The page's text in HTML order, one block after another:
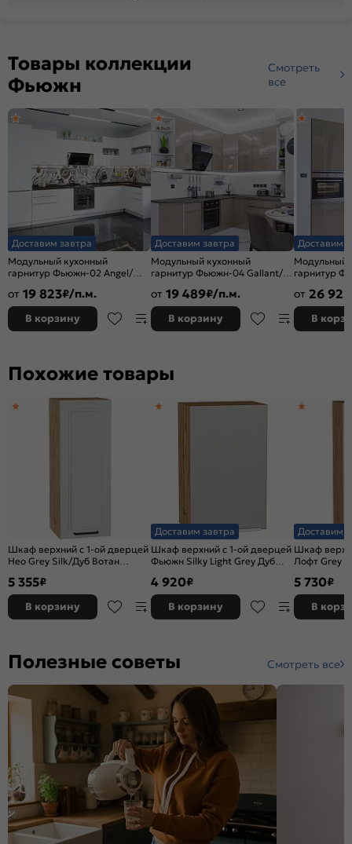
Товары коллекции
Фьюжн
Смотреть
все
Доставим завтра
Модульный кухонный
гарнитур Фьюжн-02 Angel/
от 19 823₽/п.м.
В корзину
Доставим завтра
Модульный кухонный
гарнитур Фьюжн-04 Gallant/
от 19 489₽/п.м.
В корзину
Доставим
Модульный
гарнитур
от 26 925
В
Похожие товары
Шкаф верхний с 1-ой дверцей
Нео Grey Silk/Дуб Вотан
5 355₽
В корзину
Доставим завтра
Шкаф верхний с 1-ой дверцей
Фьюжн Silky Light Grey Дуб
4 920₽
В корзину
Доставим
Шкаф
Лофт Grey
5 730₽
В
Полезные советы Смотреть все